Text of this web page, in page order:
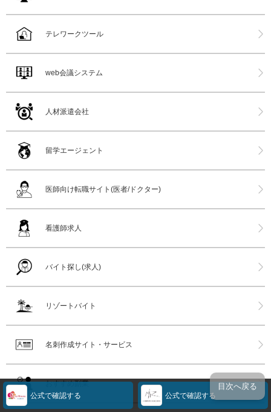
公式で確認する 公式で確認する
テレワークツール
web会議システム
人材派遣会社
留学エージェント
医師向け転職サイト(医者/ドクター)
看護師求人
バイト探し(求人)
リゾートバイト
名刺作成サイト・サービス
おすすめ副業 目次へ戻る